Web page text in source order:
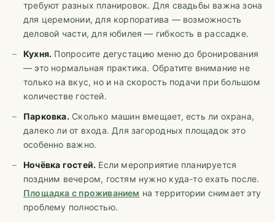
требуют разных планировок. Для свадьбы важна зона
для церемонии, для корпоратива — возможность
деловой части, для юбилея — гибкость в рассадке.
Кухня. Попросите дегустацию меню до бронирования
— это нормальная практика. Обратите внимание не
только на вкус, но и на скорость подачи при большом
количестве гостей.
Парковка. Сколько машин вмещает, есть ли охрана,
далеко ли от входа. Для загородных площадок это
особенно важно.
Ночёвка гостей. Если мероприятие планируется
поздним вечером, гостям нужно куда-то ехать после.
Площадка с проживанием на территории снимает эту
проблему полностью.